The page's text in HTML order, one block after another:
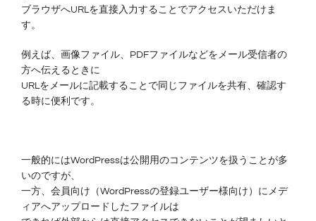
ブラウザへURLを直接入力することでアクセスいただけま
す。
例えば、画像ファイル、PDFファイルなどをメール受信者の
方へ伝えるときに
URLをメールに記載することで同じファイルを共有、確認す
る時に便利です。
一般的にはWordPressは公開用のコンテンツを扱うことが多
いのですが、
一方、会員向け（WordPressの登録ユーザー様向け）にメデ
ィアへアップロードしたファイルは